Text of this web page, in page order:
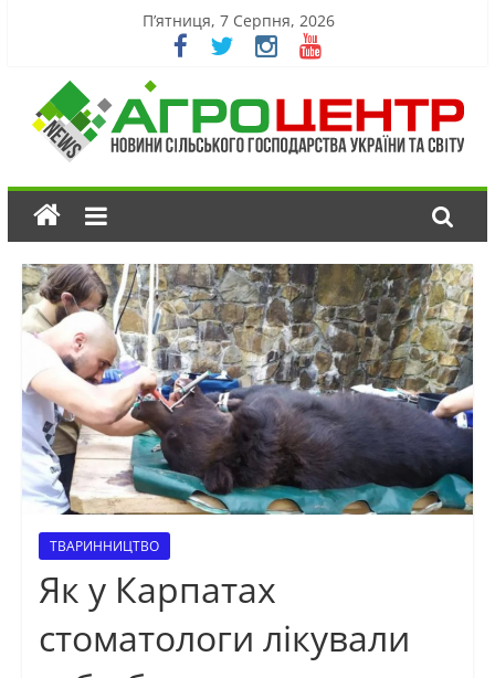
П’ятниця, 7 Серпня, 2026
ТВАРИННИЦТВО
Як у Карпатах
стоматологи лікували